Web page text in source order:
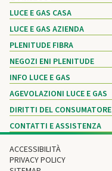
LUCE E GAS CASA
LUCE E GAS AZIENDA
PLENITUDE FIBRA
NEGOZI ENI PLENITUDE
INFO LUCE E GAS
AGEVOLAZIONI LUCE E GAS
DIRITTI DEL CONSUMATORE
CONTATTI E ASSISTENZA
ACCESSIBILITÀ
PRIVACY POLICY